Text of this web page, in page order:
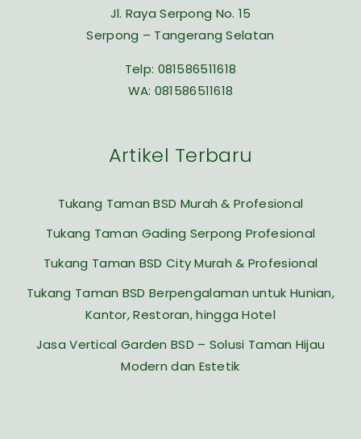
Jl. Raya Serpong No. 15
Serpong – Tangerang Selatan
Telp: 081586511618
WA: 081586511618
Artikel Terbaru
Tukang Taman BSD Murah & Profesional
Tukang Taman Gading Serpong Profesional
Tukang Taman BSD City Murah & Profesional
Tukang Taman BSD Berpengalaman untuk Hunian,
Kantor, Restoran, hingga Hotel
Jasa Vertical Garden BSD – Solusi Taman Hijau
Modern dan Estetik